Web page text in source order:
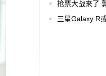
抢票大战来了
三星Galaxy R